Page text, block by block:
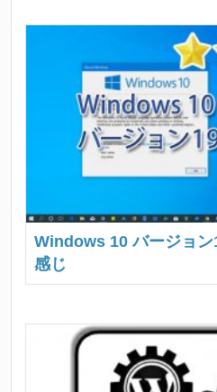
Windows 10 バージョ
感じ